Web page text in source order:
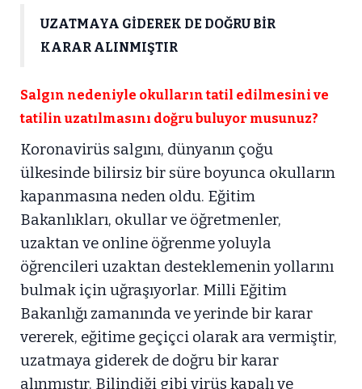
UZATMAYA GİDEREK DE DOĞRU BİR
KARAR ALINMIŞTIR
Salgın nedeniyle okulların tatil edilmesini ve
tatilin uzatılmasını doğru buluyor musunuz?
Koronavirüs salgını, dünyanın çoğu
ülkesinde bilirsiz bir süre boyunca okulların
kapanmasına neden oldu. Eğitim
Bakanlıkları, okullar ve öğretmenler,
uzaktan ve online öğrenme yoluyla
öğrencileri uzaktan desteklemenin yollarını
bulmak için uğraşıyorlar. Milli Eğitim
Bakanlığı zamanında ve yerinde bir karar
vererek, eğitime geçiçci olarak ara vermiştir,
uzatmaya giderek de doğru bir karar
alınmıştır. Bilindiği gibi virüs kapalı ve